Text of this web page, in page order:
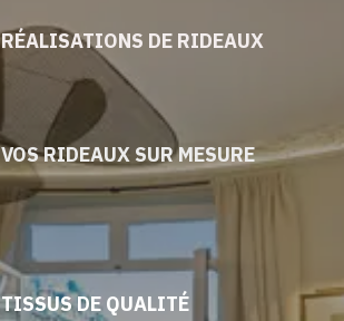
RÉALISATIONS DE RIDEAUX
VOS RIDEAUX SUR MESURE
TISSUS DE QUALITÉ